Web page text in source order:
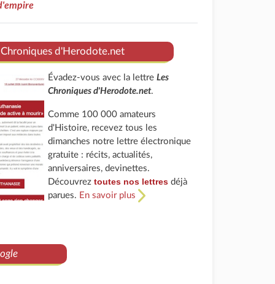
Chroniques d'Herodote.net
Évadez-vous avec la lettreLes
Chroniques d'Herodote.net.
Comme 100 000 amateurs
d'Histoire, recevez tous les
dimanches notre lettre électronique
gratuite : récits, actualités,
anniversaires, devinettes.
Découvreztoutes nos lettres déjà
parues. En savoir plus